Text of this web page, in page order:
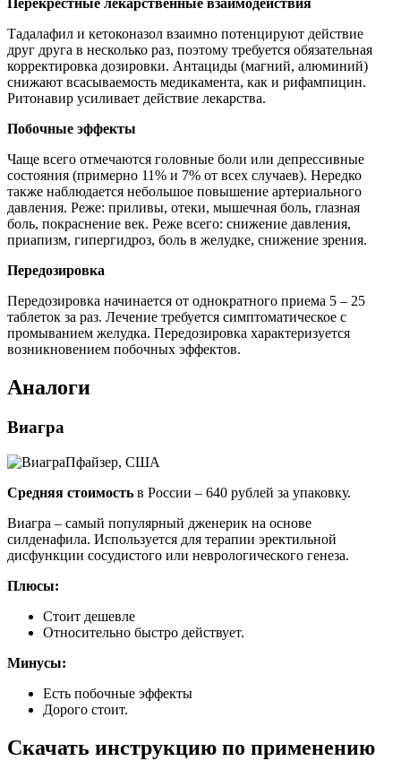
Перекрестные лекарственные взаимодействия
Тадалафил и кетоконазол взаимно потенцируют действие
друг друга в несколько раз, поэтому требуется обязательная
корректировка дозировки. Антациды (магний, алюминий)
снижают всасываемость медикамента, как и рифампицин.
Ритонавир усиливает действие лекарства.
Побочные эффекты
Чаще всего отмечаются головные боли или депрессивные
состояния (примерно 11% и 7% от всех случаев). Нередко
также наблюдается небольшое повышение артериального
давления. Реже: приливы, отеки, мышечная боль, глазная
боль, покраснение век. Реже всего: снижение давления,
приапизм, гипергидроз, боль в желудке, снижение зрения.
Передозировка
Передозировка начинается от однократного приема 5 – 25
таблеток за раз. Лечение требуется симптоматическое с
промыванием желудка. Передозировка характеризуется
возникновением побочных эффектов.
Аналоги
Виагра
Пфайзер, США
Средняя стоимость в России – 640 рублей за упаковку.
Виагра – самый популярный дженерик на основе
силденафила. Используется для терапии эректильной
дисфункции сосудистого или неврологического генеза.
Плюсы:
Стоит дешевле
Относительно быстро действует.
Минусы:
Есть побочные эффекты
Дорого стоит.
Скачать инструкцию по применению